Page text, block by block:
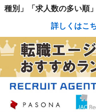
種別」「求人数の多い順
詳しくはこ